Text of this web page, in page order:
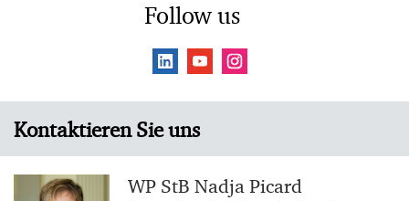
Follow us
Kontaktieren Sie uns
WP StB Nadja Picard